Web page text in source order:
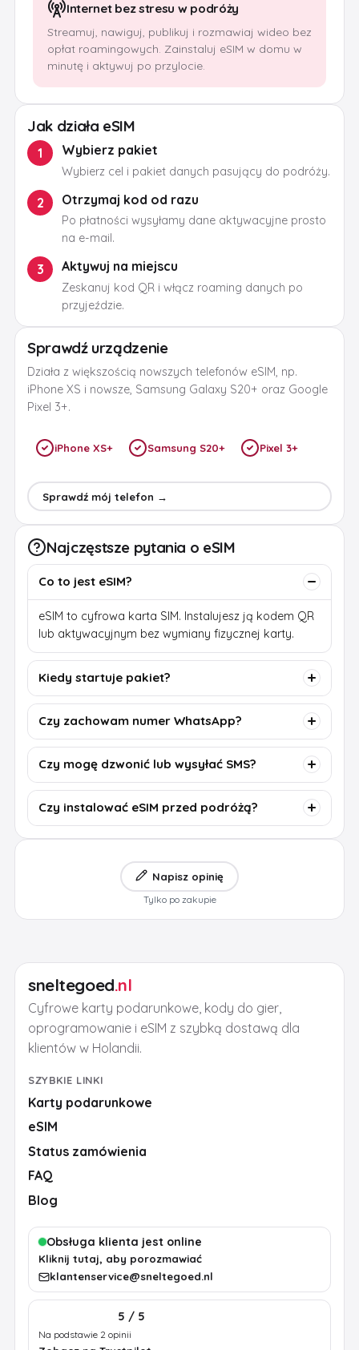
Internet bez stresu w podróży
Streamuj, nawiguj, publikuj i rozmawiaj wideo bez
opłat roamingowych. Zainstaluj eSIM w domu w
minutę i aktywuj po przylocie.
Jak działa eSIM
1 Wybierz pakiet
Wybierz cel i pakiet danych pasujący do podróży.
2 Otrzymaj kod od razu
Po płatności wysyłamy dane aktywacyjne prosto
na e-mail.
3 Aktywuj na miejscu
Zeskanuj kod QR i włącz roaming danych po
przyjeździe.
Sprawdź urządzenie
Działa z większością nowszych telefonów eSIM, np.
iPhone XS i nowsze, Samsung Galaxy S20+ oraz Google
Pixel 3+.
iPhone XS+ Samsung S20+ Pixel 3+
Sprawdź mój telefon →
Najczęstsze pytania o eSIM
Co to jest eSIM?
eSIM to cyfrowa karta SIM. Instalujesz ją kodem QR
lub aktywacyjnym bez wymiany fizycznej karty.
Kiedy startuje pakiet?
Czy zachowam numer WhatsApp?
Czy mogę dzwonić lub wysyłać SMS?
Czy instalować eSIM przed podróżą?
Napisz opinię
Tylko po zakupie
sneltegoed.nl
Cyfrowe karty podarunkowe, kody do gier,
oprogramowanie i eSIM z szybką dostawą dla
klientów w Holandii.
SZYBKIE LINKI
Karty podarunkowe
eSIM
Status zamówienia
FAQ
Blog
Obsługa klienta jest online
Kliknij tutaj, aby porozmawiać
klantenservice@sneltegoed.nl
5 / 5
Na podstawie 2 opinii